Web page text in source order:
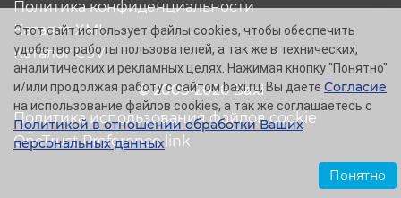
© 2005-2026 Baxi
Политика конфиденциальности
Каталог XML
Каталог CSV
Политика использования файлов cookie
OneTrust Preference link
Этот сайт использует файлы cookies, чтобы обеспечить
удобство работы пользователей, а так же в технических,
аналитических и рекламных целях. Нажимая кнопку "Понятно"
и/или продолжая работу с сайтом baxi.ru, Вы даете Согласие
на использование файлов cookies, а так же соглашаетесь с
Политикой в отношении обработки Ваших
персональных данных.
Понятно